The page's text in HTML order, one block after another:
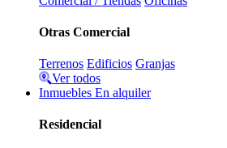
Otras Comercial
Terrenos Edificios Granjas
Ver todos
Inmuebles En alquiler
Residencial